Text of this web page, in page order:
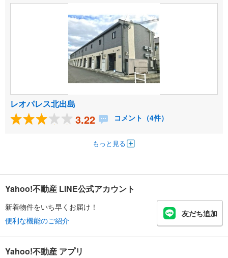
レオパレス北出島
3.22 コメント（4件）
もっと見る
Yahoo!不動産 LINE公式アカウント
新着物件をいち早くお届け！
便利な機能のご紹介
友だち追加
Yahoo!不動産 アプリ